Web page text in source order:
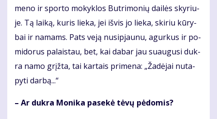
me­no ir spor­to mo­kyk­los But­ri­mo­nių dai­lės sky­riu­
je. Tą lai­ką, ku­ris lie­ka, jei iš­vis jo lie­ka, ski­riu kū­ry­
bai ir na­mams. Pats ve­ją nu­si­pjau­nu, agur­kus ir po­
mi­do­rus pa­lais­tau, bet, kai da­bar jau su­au­gu­si duk­
ra na­mo grįž­ta, tai kar­tais pri­me­na: „Ža­dė­jai nu­ta­
py­ti dar­bą...“
– Ar duk­ra Mo­ni­ka pa­se­kė tė­vų pė­do­mis?